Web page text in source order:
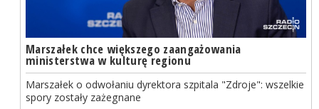
Marszałek chce większego zaangażowania
ministerstwa w kulturę regionu
Marszałek o odwołaniu dyrektora szpitala "Zdroje": wszelkie
spory zostały zażegnane